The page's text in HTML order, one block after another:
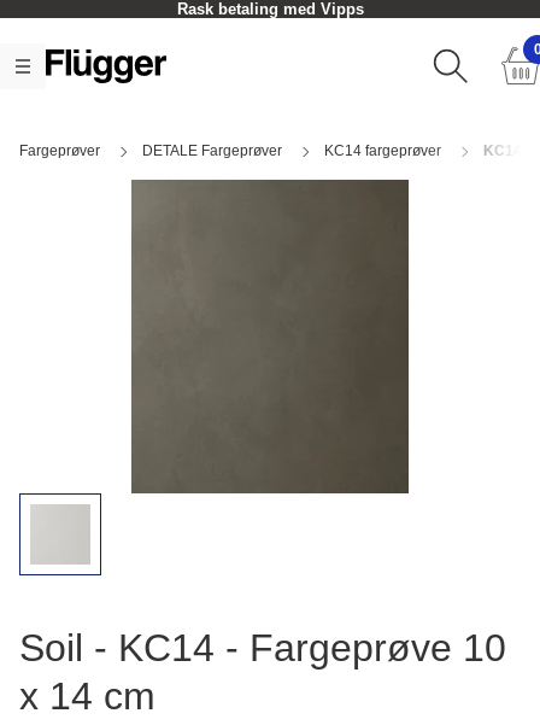
Rask betaling med Vipps
Fargeprøver DETALE Fargeprøver KC14 fargeprøver KC14
Soil - KC14 - Fargeprøve 10
x 14 cm